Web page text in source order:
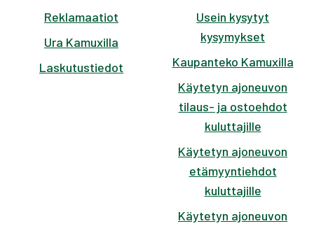
Reklamaatiot
Ura Kamuxilla
Laskutustiedot
Usein kysytyt
kysymykset
Kaupanteko Kamuxilla
Käytetyn ajoneuvon
tilaus- ja ostoehdot
kuluttajille
Käytetyn ajoneuvon
etämyyntiehdot
kuluttajille
Käytetyn ajoneuvon